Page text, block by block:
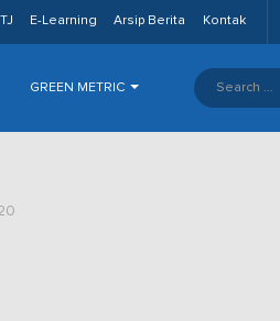
E-Learning Arsip Berita Kontak
GREEN METRIC